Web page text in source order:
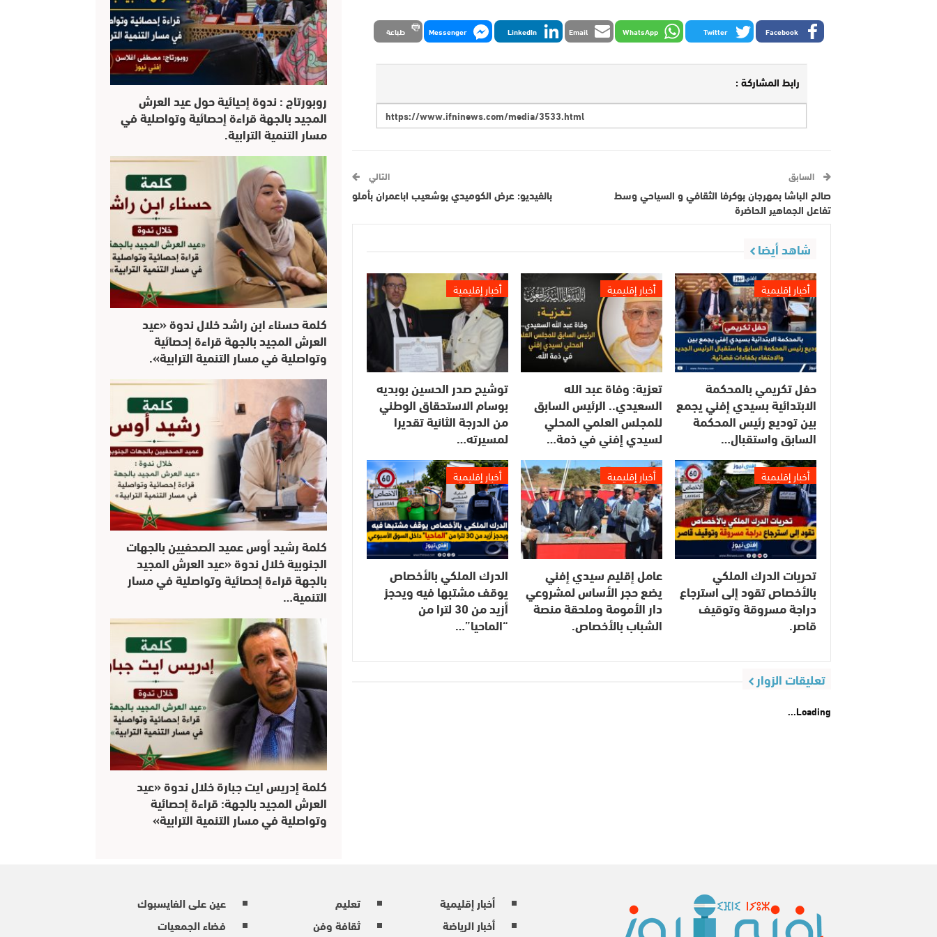
Facebook
Twitter
WhatsApp
Email
LinkedIn
Messenger طباعة
رابط المشاركة :
السابق
صالح الباشا بمهرجان بوكرفا الثقافي و السياحي وسط
تفاعل الجماهير الحاضرة
التالي
بالفيديو: عرض الكوميدي بوشعيب اباعمران بأملو
شاهد أيضا
أخبار إقليمية
حفل تكريمي بالمحكمة
الابتدائية بسيدي إفني يجمع
بين توديع رئيس المحكمة
السابق واستقبال…
أخبار إقليمية
تعزية: وفاة عبد الله
السعيدي.. الرئيس السابق
للمجلس العلمي المحلي
لسيدي إفني في ذمة…
أخبار إقليمية
توشيح صدر الحسين بوبديه
بوسام الاستحقاق الوطني
من الدرجة الثانية تقديرا
لمسيرته…
أخبار إقليمية
تحريات الدرك الملكي
بالأخصاص تقود إلى استرجاع
دراجة مسروقة وتوقيف
قاصر.
أخبار إقليمية
عامل إقليم سيدي إفني
يضع حجر الأساس لمشروعي
دار الأمومة وملحقة منصة
الشباب بالأخصاص.
أخبار إقليمية
الدرك الملكي بالأخصاص
يوقف مشتبها فيه ويحجز
أزيد من 30 لترا من
“الماحيا”…
تعليقات الزوار
Loading...
روبورتاج : ندوة إحيائية حول عيد العرش
المجيد بالجهة قراءة إحصائية وتواصلية في
مسار التنمية الترابية.
كلمة حسناء ابن راشد خلال ندوة «عيد
العرش المجيد بالجهة قراءة إحصائية
وتواصلية في مسار التنمية الترابية».
كلمة رشيد أوس عميد الصحفيين بالجهات
الجنوبية خلال ندوة «عيد العرش المجيد
بالجهة قراءة إحصائية وتواصلية في مسار
التنمية…
كلمة إدريس ايت جبارة خلال ندوة «عيد
العرش المجيد بالجهة: قراءة إحصائية
وتواصلية في مسار التنمية الترابية»
أخبار إقليمية
أخبار الرياضة
تعليم
ثقافة وفن
عين على الفايسبوك
فضاء الجمعيات